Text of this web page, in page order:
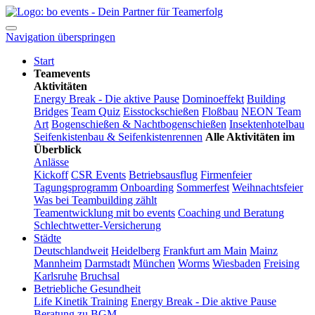
Navigation überspringen
Start
Teamevents
Aktivitäten
Energy Break - Die aktive Pause Dominoeffekt Building
Bridges Team Quiz Eisstockschießen Floßbau NEON Team
Art Bogenschießen & Nachtbogenschießen Insektenhotelbau
Seifenkistenbau & Seifenkistenrennen Alle Aktivitäten im
Überblick
Anlässe
Kickoff CSR Events Betriebsausflug Firmenfeier
Tagungsprogramm Onboarding Sommerfest Weihnachtsfeier
Was bei Teambuilding zählt
Teamentwicklung mit bo events Coaching und Beratung
Schlechtwetter-Versicherung
Städte
Deutschlandweit Heidelberg Frankfurt am Main Mainz
Mannheim Darmstadt München Worms Wiesbaden Freising
Karlsruhe Bruchsal
Betriebliche Gesundheit
Life Kinetik Training Energy Break - Die aktive Pause